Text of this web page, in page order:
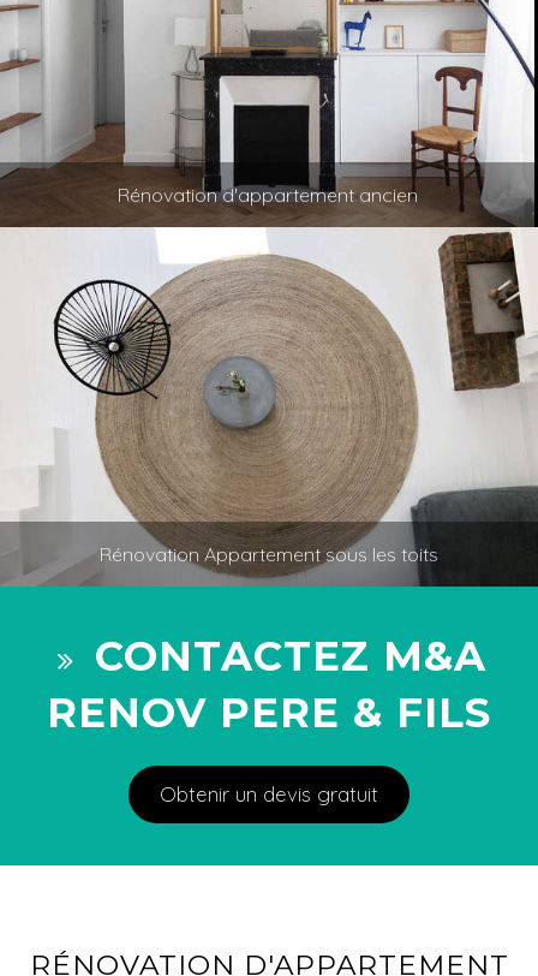
Rénovation d'appartement ancien
Rénovation Appartement sous les toits
CONTACTEZ M&A
RENOV PERE & FILS
Obtenir un devis gratuit
RÉNOVATION D'APPARTEMENT